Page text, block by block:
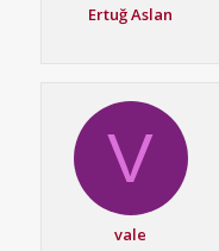
Ertuğ Aslan
V
vale